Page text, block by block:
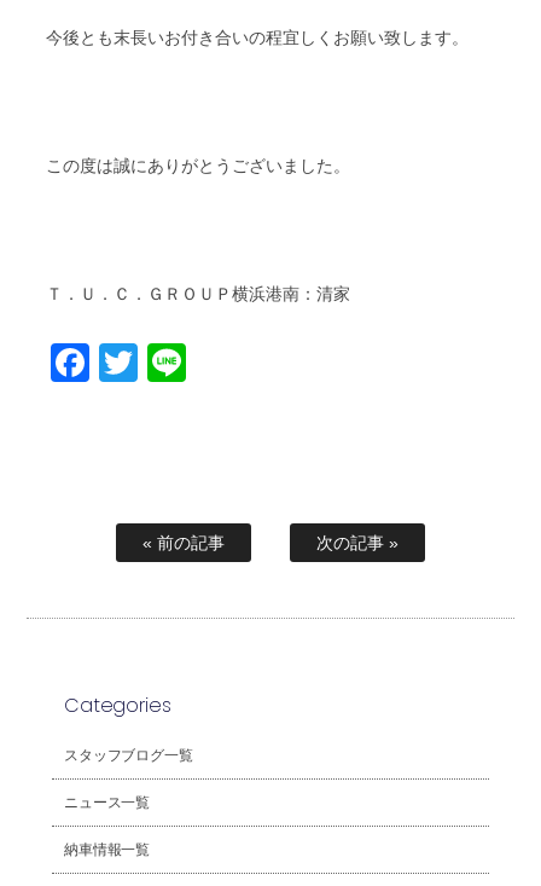
今後とも末長いお付き合いの程宜しくお願い致します。
この度は誠にありがとうございました。
Ｔ．Ｕ．Ｃ．ＧＲＯＵＰ横浜港南：清家
Facebook
Twitter
« 前の記事 次の記事 »
Categories
スタッフブログ一覧
ニュース一覧
納車情報一覧